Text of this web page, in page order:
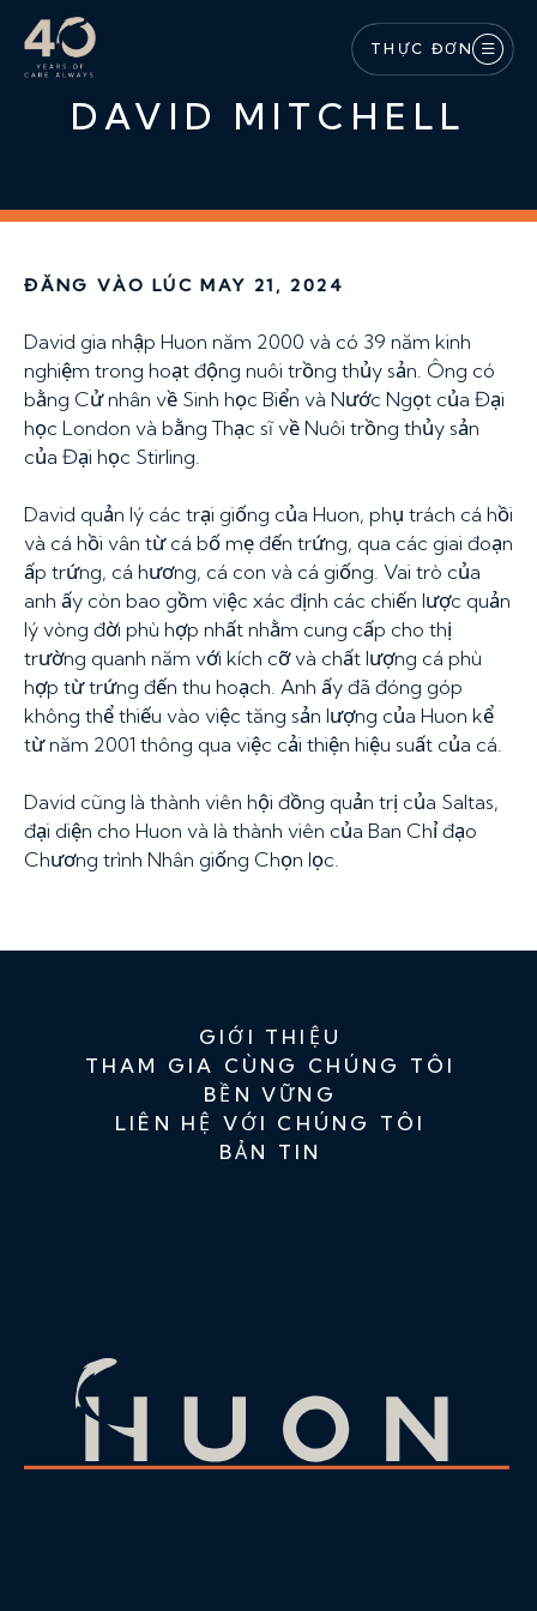
Bỏ qua nội dung chính
THỰC ĐƠN
DAVID MITCHELL
ĐĂNG VÀO LÚC MAY 21, 2024
David gia nhập Huon năm 2000 và có 39 năm kinh
nghiệm trong hoạt động nuôi trồng thủy sản. Ông có
bằng Cử nhân về Sinh học Biển và Nước Ngọt của Đại
học London và bằng Thạc sĩ về Nuôi trồng thủy sản
của Đại học Stirling.
David quản lý các trại giống của Huon, phụ trách cá hồi
và cá hồi vân từ cá bố mẹ đến trứng, qua các giai đoạn
ấp trứng, cá hương, cá con và cá giống. Vai trò của
anh ấy còn bao gồm việc xác định các chiến lược quản
lý vòng đời phù hợp nhất nhằm cung cấp cho thị
trường quanh năm với kích cỡ và chất lượng cá phù
hợp từ trứng đến thu hoạch. Anh ấy đã đóng góp
không thể thiếu vào việc tăng sản lượng của Huon kể
từ năm 2001 thông qua việc cải thiện hiệu suất của cá.
David cũng là thành viên hội đồng quản trị của Saltas,
đại diện cho Huon và là thành viên của Ban Chỉ đạo
Chương trình Nhân giống Chọn lọc.
GIỚI THIỆU
THAM GIA CÙNG CHÚNG TÔI
BỀN VỮNG
LIÊN HỆ VỚI CHÚNG TÔI
BẢN TIN